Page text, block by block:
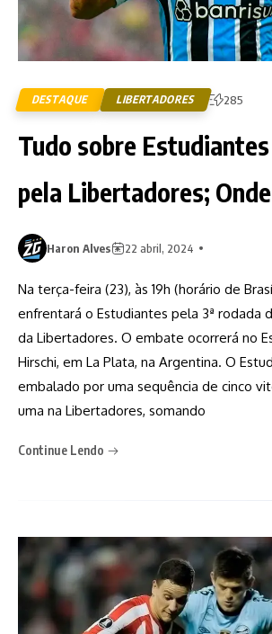
DESTAQUE LIBERTADORES 285
Tudo sobre
pela Libertadores;
Haron Alves 22 abril, 2024
Na terça-feira (23), às 19h (horário de
enfrentará o Estudiantes pela 3ª rodada
da Libertadores. O embate ocorrerá no
Hirschi, em La Plata, na Argentina. O
embalado por uma sequência de cinco
uma na Libertadores, somando
Continue Lendo